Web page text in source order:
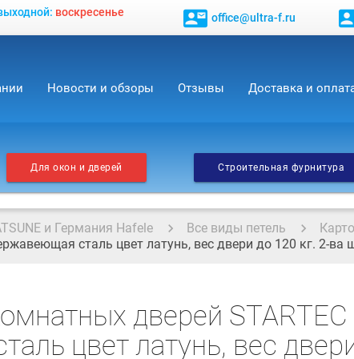
воскресенье contact_mail office@ultra-f.ru
Новости и обзоры Отзывы Доставка и
Для окон и дверей Строительная фурнитура
и Германия Hafele Все виды петель
сталь цвет латунь, вес двери до 120 кг. 2-
дверей
цвет латунь, вес